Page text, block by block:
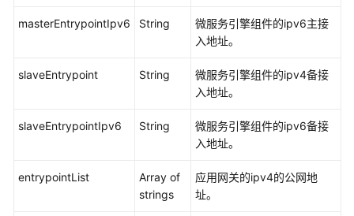
略
微
引
masterEntrypointIpv6 String
微服务引擎组件的ipv6主接
入地址。
slaveEntrypoint String
微服务引擎组件的ipv4备接
入地址。
slaveEntrypointIpv6 String
微服务引擎组件的ipv6备接
入地址。
entrypointList
Array of
strings
应用网关的ipv4的公网地
址。